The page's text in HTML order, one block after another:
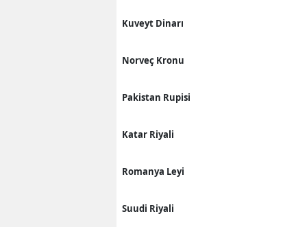
Kuveyt Dinarı
Norveç Kronu
Pakistan Rupisi
Katar Riyali
Romanya Leyi
Suudi Riyali